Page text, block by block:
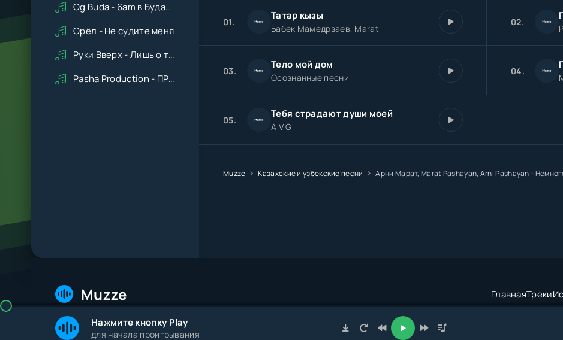
01. Татар кызы
Бабек Мамедрзаев, Marat
02.
03. Тело мой дом
Осознанные песни
04.
05. Тебя страдают души моей
A V G
Muzze Казахские и узбекские песни Арни Марат, Marat Pashayan️, Arni Pashayan -
Og Buda - 6am в Будапеште
Орёл - Не судите меня
Руки Вверх - Лишь о тебе мечтая (Remix cover Deep House)
Pasha Production - ПРАВДУ СКАЖИ
Muzze ГлавнаяТреки
© 2026 Muzze.net. Все права защищены. Администрация: admin@muzze.net
Нажмите кнопку Play
для начала проигрывания